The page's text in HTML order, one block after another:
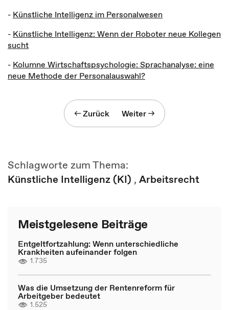
- Künstliche Intelligenz im Personalwesen
- Künstliche Intelligenz: Wenn der Roboter neue Kollegen
sucht
- Kolumne Wirtschaftspsychologie: Sprachanalyse: eine
neue Methode der Personalauswahl?
Zurück Weiter
Schlagworte zum Thema:
Künstliche Intelligenz (KI) , Arbeitsrecht
Meistgelesene Beiträge
Entgeltfortzahlung: Wenn unterschiedliche
Krankheiten aufeinander folgen
1.735
Was die Umsetzung der Rentenreform für
Arbeitgeber bedeutet
1.525